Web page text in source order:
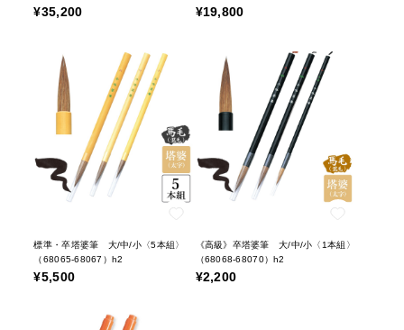
¥35,200 ¥19,800
標準・卒塔婆筆 大/中/小〈5本組〉
（68065-68067）h2
¥5,500
《高級》卒塔婆筆 大/中/小〈1本組〉
（68068-68070）h2
¥2,200